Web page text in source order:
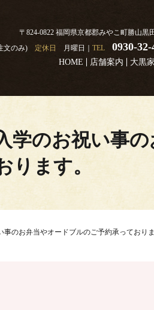
〒824-0822 福岡県京都郡みやこ町勝山黒
文のみ) 定休日 月曜日｜ TEL 0930-32-
HOME 店舗案内 大黒
学のお祝い事
ります。
のお弁当やオードブルのご予約承っておりま